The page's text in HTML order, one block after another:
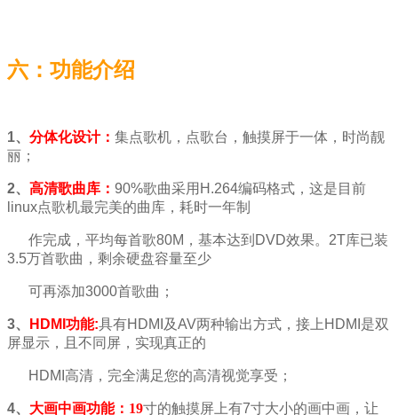
六：功能介绍
1、 分体化设计： 集点歌机，点歌台，触摸屏于一体，时尚靓
丽；
2、 高清歌曲库： 90%歌曲采用 H.264编码格式，这是目前
linux点歌机最完美的曲库，耗时一年制
作完成，平均每首歌80M ，基本达到 DVD效果。 2T库已装
3.5万首歌曲，剩余硬盘容量至少
可再添加3000首歌曲；
3、 HDMI 功能:具有HDMI 及AV两种输出方式，接上 HDMI 是双
屏显示，且不同屏，实现真正的
HDMI 高清， 完全满足您的高清视觉享受；
4、 大画中画功能：19寸的触摸屏上有7寸大小的画中画，让